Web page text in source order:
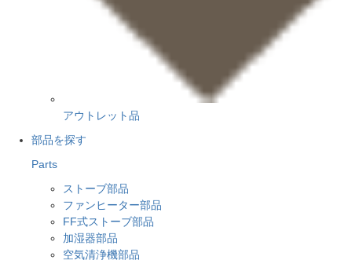
アウトレット品
部品を探す
Parts
ストーブ部品
ファンヒーター部品
FF式ストーブ部品
加湿器部品
空気清浄機部品